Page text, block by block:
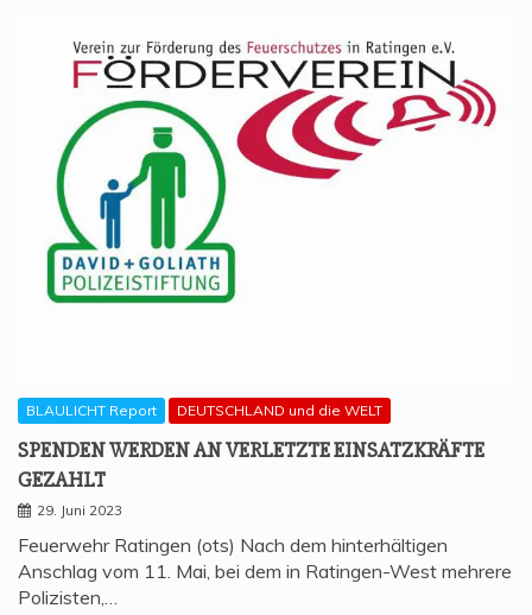
BLAULICHT Report DEUTSCHLAND und die WELT
SPEN­DEN WER­DEN AN VER­LETZ­TE EIN­SATZ­KRÄF­TE
GEZAHLT
29. Juni 2023
Feuerwehr Ratingen (ots) Nach dem hinterhältigen
Anschlag vom 11. Mai, bei dem in Ratingen-West mehrere
Polizisten,…